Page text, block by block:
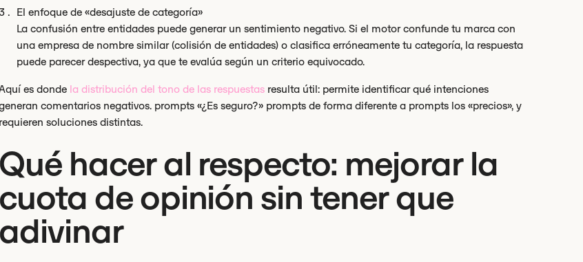
El enfoque de «desajuste de categoría»
La confusión entre entidades puede generar un sentimiento negativo. Si el motor confunde tu marca con
una empresa de nombre similar (colisión de entidades) o clasifica erróneamente tu categoría, la respuesta
puede parecer despectiva, ya que te evalúa según un criterio equivocado.
es donde la distribución del tono de las respuestas resulta útil: permite identificar qué intenciones
comentarios negativos. prompts «¿Es seguro?» prompts de forma diferente a prompts los «precios», y
requieren soluciones distintas.
Qué hacer al respecto: mejorar la
cuota de opinión sin tener que
adivinar